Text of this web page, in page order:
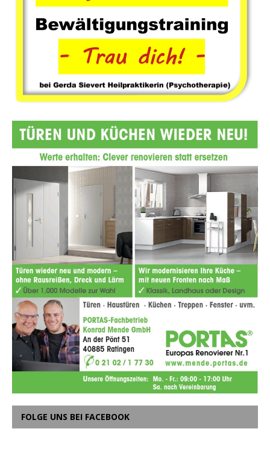
FOLGE UNS BEI FACEBOOK